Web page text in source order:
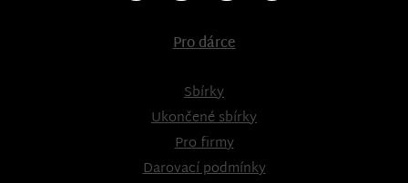
Pro dárce
Sbírky
Ukončené sbírky
Pro firmy
Darovací podmínky